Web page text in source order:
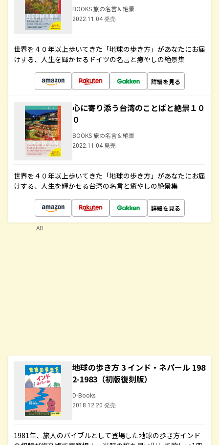
BOOKS 旅の名言＆絶景
2022.11.04 発売
世界を４０年以上歩いてきた「地球の歩き方」があなたにお届
けする、人生を輝かせるドイツの名言と癒やしの絶景集
詳細を見る
心に寄り添う台湾のことばと絶景１０
０
BOOKS 旅の名言＆絶景
2022.11.04 発売
世界を４０年以上歩いてきた「地球の歩き方」があなたにお届
けする、人生を輝かせる台湾の名言と癒やしの絶景集
詳細を見る
地球の歩き方 3 インド・ネパール 198
2-1983（初版復刻版）
D-Books
2018.12.20 発売
1981年、旅人のバイブルとして登場した地球の歩き方インド
AD